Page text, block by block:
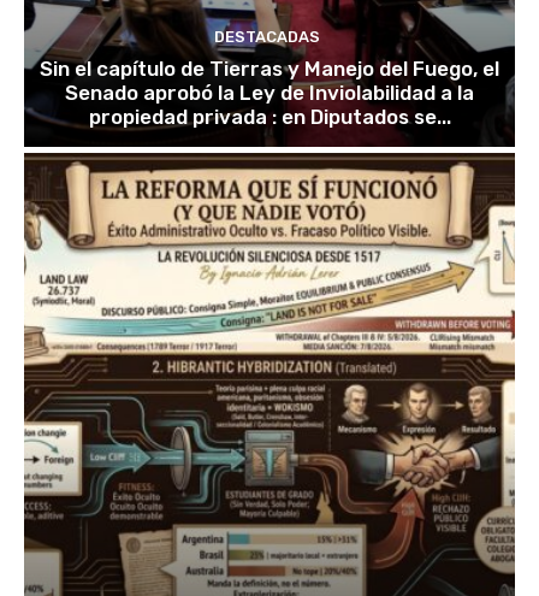
DESTACADAS
Sin el capítulo de Tierras y Manejo del Fuego, el
Senado aprobó la Ley de Inviolabilidad a la
propiedad privada : en Diputados se...